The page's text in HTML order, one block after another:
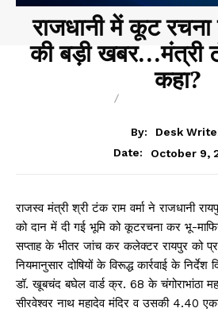
राजधानी में कूट रचना
की बड़ी खबर…मंत्री
कहा?
By:
Desk
Date:
October 9,
राजस्व मंत्री श्री टंक राम वर्मा ने राजधानी
को दान में दी गई भूमि को कूटरचना कर भू-
सप्ताह के भीतर जांच कर कलेक्टर रायपुर को
नियमानुसार दोषियों के विरूद्ध कार्रवाई के
डॉ. खूबचंद बघेल वार्ड क्र. 68 के चंगोराभांठा
सीरवेश्वर नाथ महादेव मंदिर व उसकी 4.40